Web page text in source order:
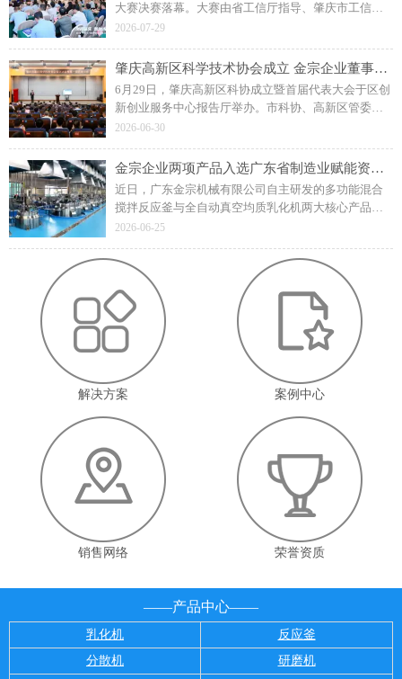
大赛决赛落幕。大赛由省工信厅指导、肇庆市工信局
主办，主题为“创客肇庆智创未来”。广东金宗机械“水
2026-07-29
肇庆高新区科学技术协会成立 金宗企业董事长钟日强当选副主席
6月29日，肇庆高新区科协成立暨首届代表大会于区创
新创业服务中心报告厅举办。市科协、高新区管委会
相关领导，各单位、科研院校及金宗机械等企业代表
2026-06-30
金宗企业两项产品入选广东省制造业赋能资源名录
近日，广东金宗机械有限公司自主研发的多功能混合
搅拌反应釜与全自动真空均质乳化机两大核心产品凭
借技术先进性与成熟应用价值顺利通过遴选，标志着
获得省级官方认定。
2026-06-25
解决方案 案例中心
销售网络 荣誉资质
——产品中心——
乳化机
反应釜
分散机
研磨机